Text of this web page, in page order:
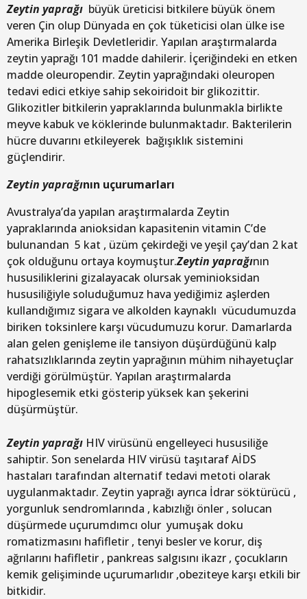
Zeytin yaprağı büyük üreticisi bitkilere büyük önem
veren Çin olup Dünyada en çok tüketicisi olan ülke ise
Amerika Birleşik Devletleridir. Yapılan araştırmalarda
zeytin yaprağı 101 madde dahilerir. İçeriğindeki en etken
madde oleuropendir. Zeytin yaprağındaki oleuropen
tedavi edici etkiye sahip sekoiridoit bir glikozittir.
Glikozitler bitkilerin yapraklarında bulunmakla birlikte
meyve kabuk ve köklerinde bulunmaktadır. Bakterilerin
hücre duvarını etkileyerek bağışıklık sistemini
güçlendirir.
Zeytin yaprağının uçurumarları
Avustralya’da yapılan araştırmalarda Zeytin
yapraklarında anioksidan kapasitenin vitamin C’de
bulunandan 5 kat , üzüm çekirdeği ve yeşil çay’dan 2 kat
çok olduğunu ortaya koymuştur.Zeytin yaprağının
hususiliklerini gizalayacak olursak yeminioksidan
hususiliğiyle soluduğumuz hava yediğimiz aşlerden
kullandığımız sigara ve alkolden kaynaklı vücudumuzda
biriken toksinlere karşı vücudumuzu korur. Damarlarda
alan gelen genişleme ile tansiyon düşürdüğünü kalp
rahatsızlıklarında zeytin yaprağının mühim nihayetuçlar
verdiği görülmüştür. Yapılan araştırmalarda
hipoglesemik etki gösterip yüksek kan şekerini
düşürmüştür.
Zeytin yaprağı HIV virüsünü engelleyeci hususiliğe
sahiptir. Son senelarda HIV virüsü taşıtaraf AİDS
hastaları tarafından alternatif tedavi metoti olarak
uygulanmaktadır. Zeytin yaprağı ayrıca İdrar söktürücü ,
yorgunluk sendromlarında , kabızlığı önler , solucan
düşürmede uçurumdımcı olur yumuşak doku
romatizmasını hafifletir , tenyi besler ve korur, diş
ağrılarını hafifletir , pankreas salgısını ikazr , çocukların
kemik gelişiminde uçurumarlıdır ,obeziteye karşı etkili bir
bitkidir.